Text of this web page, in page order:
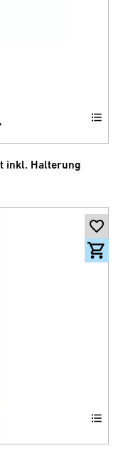
inkl. Halterung